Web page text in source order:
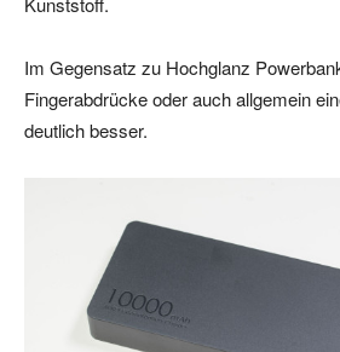
Im Gegensatz zu Hochglanz
Fingerabdrücke oder auch allgemein
deutlich besser.